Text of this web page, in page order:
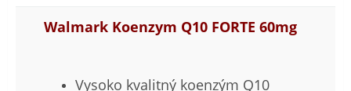
Walmark Koenzym Q10 FORTE 60mg
Vysoko kvalitný koenzým Q10